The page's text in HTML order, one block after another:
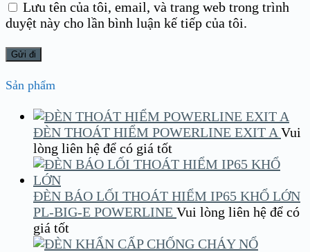
Lưu tên của tôi, email, và trang web trong trình
duyệt này cho lần bình luận kế tiếp của tôi.
Sản phẩm
ĐÈN THOÁT HIỂM POWERLINE EXIT A Vui
lòng liên hệ để có giá tốt
ĐÈN BÁO LỐI THOÁT HIỂM IP65 KHỔ LỚN
PL-BIG-E POWERLINE Vui lòng liên hệ để có
giá tốt